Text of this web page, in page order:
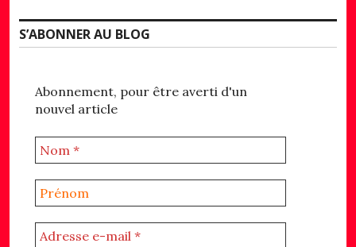
S’ABONNER AU BLOG
Abonnement, pour être averti d'un
nouvel article